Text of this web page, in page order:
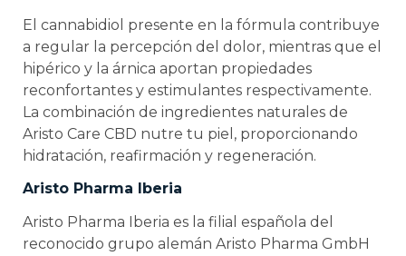
El cannabidiol presente en la fórmula contribuye
a regular la percepción del dolor, mientras que el
hipérico y la árnica aportan propiedades
reconfortantes y estimulantes respectivamente.
La combinación de ingredientes naturales de
Aristo Care CBD nutre tu piel, proporcionando
hidratación, reafirmación y regeneración.
Aristo Pharma Iberia
Aristo Pharma Iberia es la filial española del
reconocido grupo alemán Aristo Pharma GmbH